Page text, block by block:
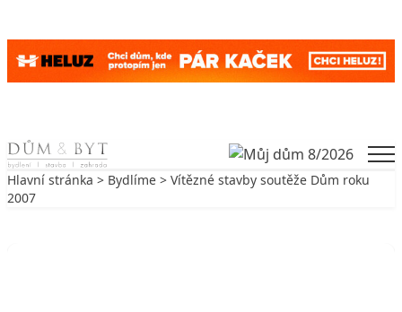
Skip to content
Hlavní stránka > Bydlíme > Vítězné stavby soutěže Dům roku
2007